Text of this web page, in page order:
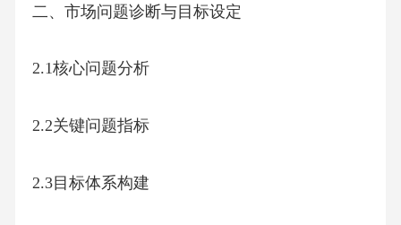
二、市场问题诊断与目标设定
2.1核心问题分析
2.2关键问题指标
2.3目标体系构建